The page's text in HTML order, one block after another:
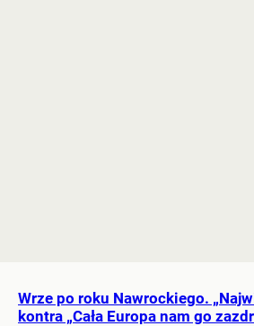
Wrze po roku Nawrockiego.
kontra „Cała Europa nam go